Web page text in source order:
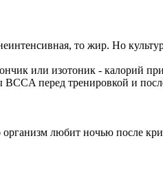
то жир. Но
или изотоник - калорий
перед тренировкой и
любит ночью после